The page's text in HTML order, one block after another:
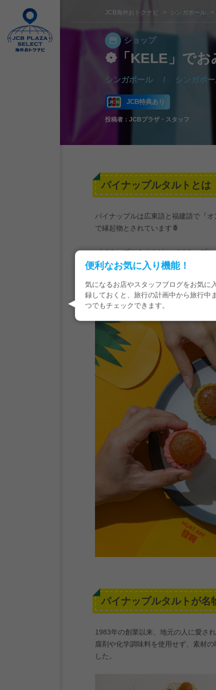
便利なお気に入り機能！
気になるお店やスタッフブログをお気に
録しておくと、旅行の計画中から旅行中
つでもチェックできます。
JCB海外おトクナビ シンガポール
ショップ
❁「KELE」でお
シンガポール / シンガポ
JCB特典あり
投稿者： JCBプラザ・スタッフ
パイナップルタルトとは
パイナップルは広東語と福建語で『
で縁起物とされています🍍
パイナップルタルトは、パイナップ
旧正月に欠かせないお菓子のひとつ
パイナップルタルトが名
1983年の創業以来、地元の人に愛さ
腐剤や化学調味料を使用せず、素材
した。